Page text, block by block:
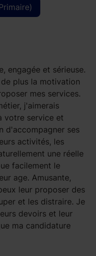
engagée et sérieuse.
plus la motivation
mes services.
j'aimerais
votre service et
d'accompagner ses
activités, les
une réelle
facilement le
age. Amusante,
leur proposer des
et les distraire. Je
devoirs et leur
ma candidature